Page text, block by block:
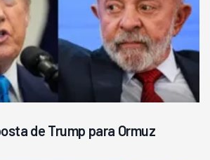
de Trump para Ormuz